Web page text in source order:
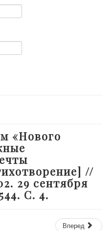
«Нового
//
29 сентября
С. 4.
Вперед